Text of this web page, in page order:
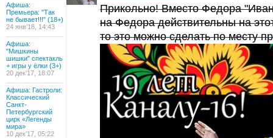
Афиша:
Премьера: "Так
не бывает!!!" (18+)
24 янв’18, 14:43
Афиша:
"Мишкины
шишки" спектакль
+ игры у ёлки (3+)
20 дек’17, 18:07
Афиша: Гастроли:
Классический
Санкт-
Петербургский
цирк «Легенды
мира»
10 дек’17, 05:22
Прикольно! Вместо Федора
на Федора действительны на
то это можно сделать по месту